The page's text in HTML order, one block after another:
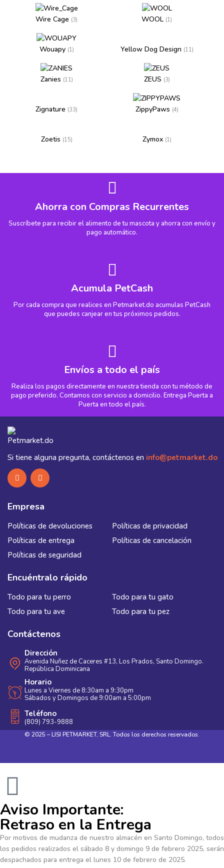
Wire Cage (3) WOOL (1)
Wouapy (1) Yellow Dog Design (11)
Zanies (11) ZEUS (3)
Zignature (33) ZippyPaws (4)
Zoetis (15) Zymox (1)
Ahorra con Compras Recurrentes
Suscríbete para recibir el alimento de tu mascota y ahorra con envío y
pago automático.
Acumula PetCash
Por cada compra que realices en Petmarket.do acumulas PetCash
que puedes canjear en tus próximos pedidos.
Envíos a todo el país
Realiza los pagos directamente en nuestra tienda con tu método de
pago preferido. Contamos con servicio a domicilio. Entrega Puerta a
Puerta en todo el país.
Si tiene alguna pregunta, contáctenos en info@petmarket.do
Empresa
Políticas de devoluciones
Políticas de privacidad
Políticas de entrega
Políticas de cancelación
Políticas de seguridad
Encuéntralo rápido
Todo para tu perro
Todo para tu gato
Todo para tu ave
Todo para tu pez
Contáctenos
Dirección
Avenida Nuñez de Caceres #13, Los Prados, Santo Domingo.
República Dominicana
Horario
Lunes a Viernes de 8:30am a 9:30pm
Sábados y Domingos de 9:00am a 5:00pm
Teléfono
(809) 793-9888
© 2025 – LISI PETMARKET, SRL. Todos los derechos reservados.
Aviso Importante:
Retraso en la Entrega
Por motivos de mudanza de nuestro almacén en Santo Domingo, todos
los pedidos realizados el sábado 8 y domingo 9 de febrero 2025, serán
despachados para entrega el lunes 10 de febrero de 2025.